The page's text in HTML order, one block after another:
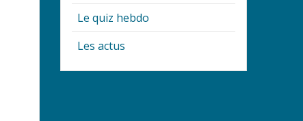
Le quiz hebdo
Les actus